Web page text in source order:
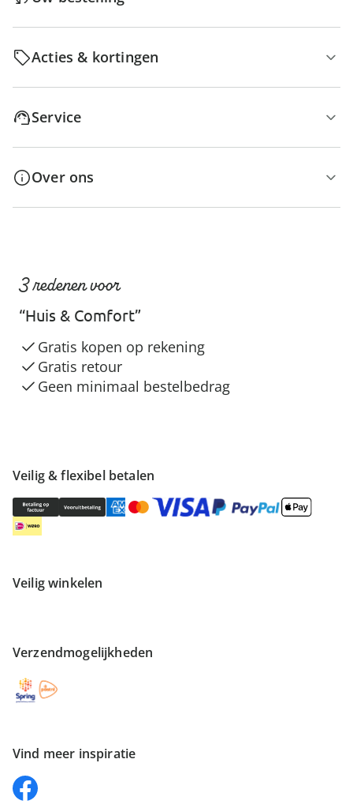
Acties & kortingen
Service
Over ons
Veilig & flexibel betalen
Veilig winkelen
Verzendmogelijkheden
Vind meer inspiratie
3 redenen voor
“Huis & Comfort”
Gratis kopen op rekening
Gratis retour
Geen minimaal bestelbedrag